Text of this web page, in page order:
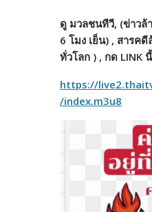
ดู มวลชนทีวี, (ข่าวล้
6 โมง เย็น) , สารค
ทั่วโลก ) , กด LINK นี้
https://
/index.m3u8